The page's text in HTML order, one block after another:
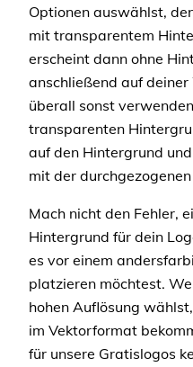
Optionen auswählst,
mit transparentem
erscheint dann ohne
anschließend auf
überall sonst
transparenten
auf den Hintergrund
mit der
Mach nicht den Fehler,
Hintergrund für dein
es vor einem
platzieren möchtest.
hohen Auflösung
im Vektorformat
für unsere Gratislogos